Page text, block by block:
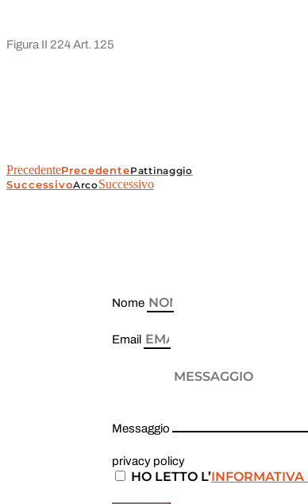
Figura II 224 Art. 125
PrecedentePrecedentePattinaggio
SuccessivoArcoSuccessivo
Nome
Email
Messaggio
privacy policy
HO LETTO L’INFORMATIVA